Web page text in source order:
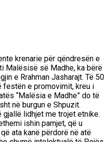
krenarie për qëndresën e
Malësisë së Madhe, ka bërë
e Rrahman Jasharajt. Të 50
festën e promovimit, kreu i
“Malësia e Madhe” do të
në burgun e Shpuzit.
gjallë lidhjet me trojet etnike.
ishin pamjet, që u
ata kanë përdorë në atë